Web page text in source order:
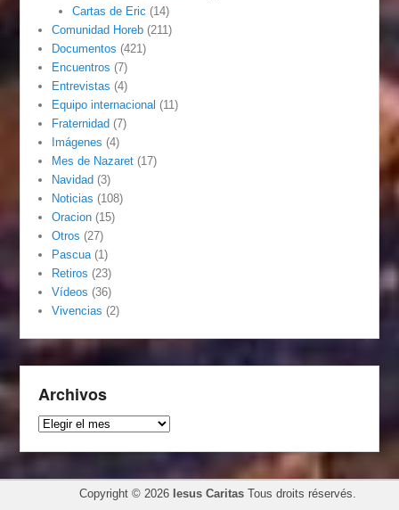
Cartas de Eric (14)
Comunidad Horeb (211)
Documentos (421)
Encuentros (7)
Entrevistas (4)
Equipo internacional (11)
Fraternidad (7)
Imágenes (4)
Mes de Nazaret (17)
Navidad (3)
Noticias (108)
Oracion (15)
Otros (27)
Pascua (1)
Retiros (23)
Vídeos (36)
Vivencias (2)
Archivos
Archivos
Copyright © 2026 Iesus CaritasTous droits réservés.